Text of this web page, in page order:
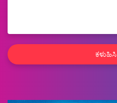
ಕಳುಹಿಸಿ